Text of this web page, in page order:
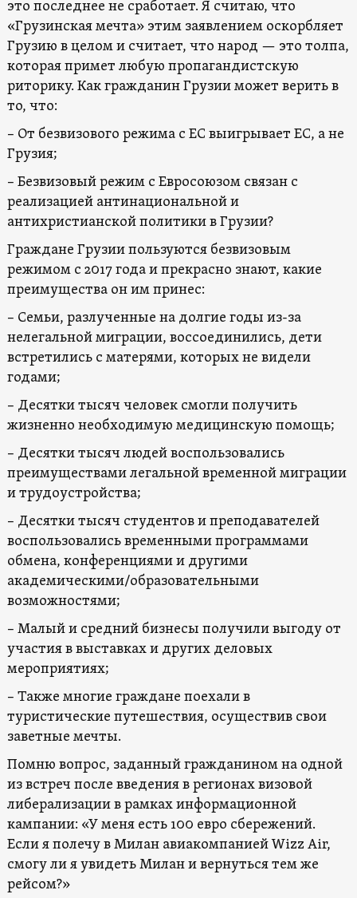
это последнее не сработает. Я считаю, что
«Грузинская мечта» этим заявлением оскорбляет
Грузию в целом и считает, что народ — это толпа,
которая примет любую пропагандистскую
риторику. Как гражданин Грузии может верить в
то, что:
– От безвизового режима с ЕС выигрывает ЕС, а не
Грузия;
– Безвизовый режим с Евросоюзом связан с
реализацией антинациональной и
антихристианской политики в Грузии?
Граждане Грузии пользуются безвизовым
режимом с 2017 года и прекрасно знают, какие
преимущества он им принес:
– Семьи, разлученные на долгие годы из-за
нелегальной миграции, воссоединились, дети
встретились с матерями, которых не видели
годами;
– Десятки тысяч человек смогли получить
жизненно необходимую медицинскую помощь;
– Десятки тысяч людей воспользовались
преимуществами легальной временной миграции
и трудоустройства;
– Десятки тысяч студентов и преподавателей
воспользовались временными программами
обмена, конференциями и другими
академическими/образовательными
возможностями;
– Малый и средний бизнесы получили выгоду от
участия в выставках и других деловых
мероприятиях;
– Также многие граждане поехали в
туристические путешествия, осуществив свои
заветные мечты.
Помню вопрос, заданный гражданином на одной
из встреч после введения в регионах визовой
либерализации в рамках информационной
кампании: «У меня есть 100 евро сбережений.
Если я полечу в Милан авиакомпанией Wizz Air,
смогу ли я увидеть Милан и вернуться тем же
рейсом?»